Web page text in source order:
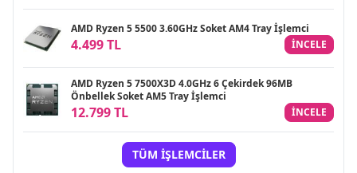
AMD Ryzen 5 5500 3.60GHz Soket AM4 Tray İşlemci
4.499 TL INCELE
AMD Ryzen 5 7500X3D 4.0GHz 6 Çekirdek 96MB
Önbellek Soket AM5 Tray İşlemci
12.799 TL INCELE
TÜM İŞLEMCILER